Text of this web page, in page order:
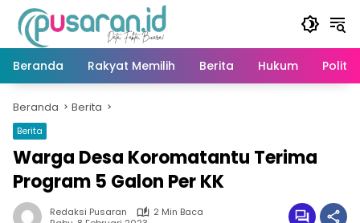
Langsung
konten
Beranda
Rakyat Memilih Berita Hukum Politik
Beranda Berita
Berita
Warga Desa Koromatantu Terima
Program 5 Galon Per KK
Redaksi Pusaran
2 Min Baca